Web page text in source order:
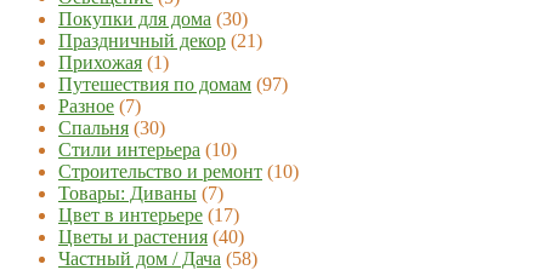
Покупки для дома (30)
Праздничный декор (21)
Прихожая (1)
Путешествия по домам (97)
Разное (7)
Спальня (30)
Стили интерьера (10)
Строительство и ремонт (10)
Товары: Диваны (7)
Цвет в интерьере (17)
Цветы и растения (40)
Частный дом / Дача (58)